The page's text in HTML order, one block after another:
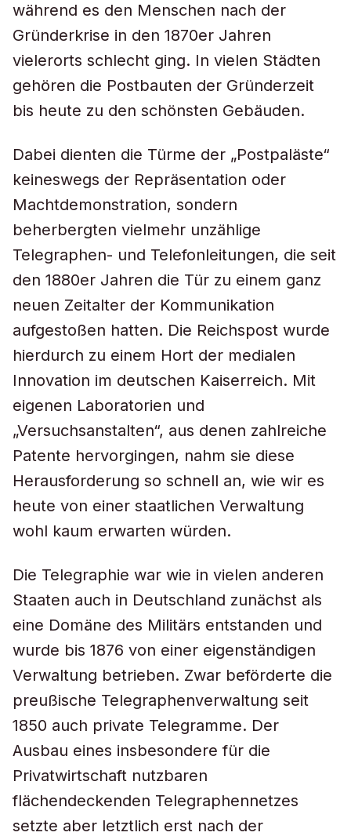
während es den Menschen nach der
Gründerkrise in den 1870er Jahren
vielerorts schlecht ging. In vielen Städten
gehören die Postbauten der Gründerzeit
bis heute zu den schönsten Gebäuden.
Dabei dienten die Türme der „Postpaläste“
keineswegs der Repräsentation oder
Machtdemonstration, sondern
beherbergten vielmehr unzählige
Telegraphen- und Telefonleitungen, die seit
den 1880er Jahren die Tür zu einem ganz
neuen Zeitalter der Kommunikation
aufgestoßen hatten. Die Reichspost wurde
hierdurch zu einem Hort der medialen
Innovation im deutschen Kaiserreich. Mit
eigenen Laboratorien und
„Versuchsanstalten“, aus denen zahlreiche
Patente hervorgingen, nahm sie diese
Herausforderung so schnell an, wie wir es
heute von einer staatlichen Verwaltung
wohl kaum erwarten würden.
Die Telegraphie war wie in vielen anderen
Staaten auch in Deutschland zunächst als
eine Domäne des Militärs entstanden und
wurde bis 1876 von einer eigenständigen
Verwaltung betrieben. Zwar beförderte die
preußische Telegraphenverwaltung seit
1850 auch private Telegramme. Der
Ausbau eines insbesondere für die
Privatwirtschaft nutzbaren
flächendeckenden Telegraphennetzes
setzte aber letztlich erst nach der